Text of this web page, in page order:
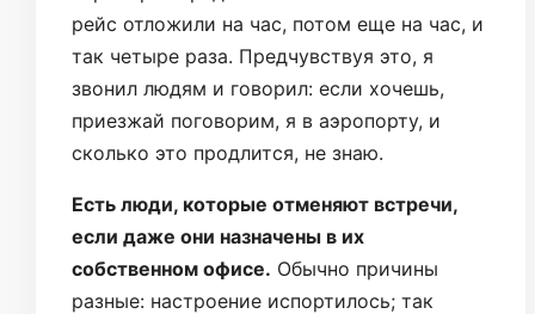
рейс отложили на час, потом еще на час, и
так четыре раза. Предчувствуя это, я
звонил людям и говорил: если хочешь,
приезжай поговорим, я в аэропорту, и
сколько это продлится, не знаю.
Есть люди, которые отменяют встречи,
если даже они назначены в их
собственном офисе. Обычно причины
разные: настроение испортилось; так